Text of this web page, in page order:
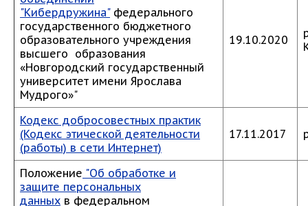
"Кибердружина"федерального
государственного бюджетного
образовательного учреждения
высшего образования
«Новгородский государственный
университет имени Ярослава
Мудрого»"
19.10.2020
Кодекс добросовестных практик
(Кодекс этической деятельности
(работы) в сети Интернет)
17.11.2017
Положение "Об обработке и
защите персональных
данных в федеральном